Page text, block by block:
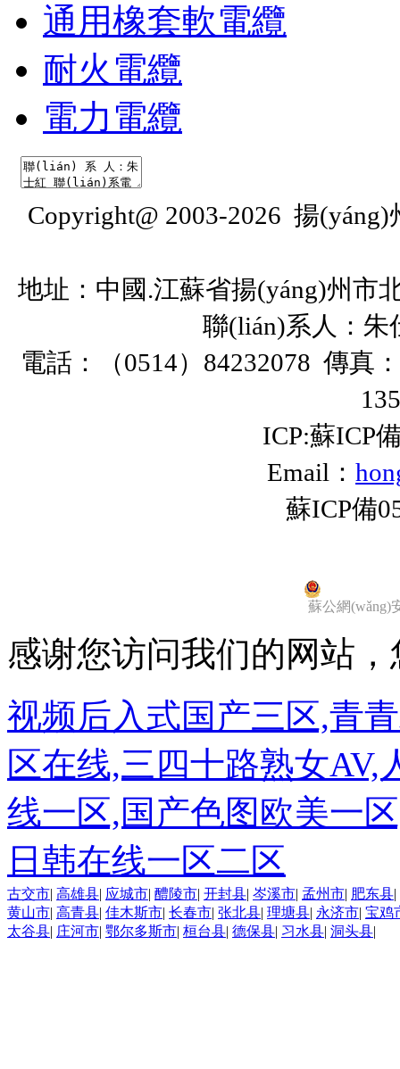
通用橡套軟電纜
耐火電纜
電力電纜
Copyright@ 2003-2026 揚(yáng)
地址：中國.江蘇省揚(yáng)州市
聯(lián)系人： 朱
電話：（0514） 84232078 傳真
ICP:蘇ICP
Email ：
蘇ICP備
蘇公網(wǎng)
感谢您访问我们的网站
视频后入式国产三区,青
区在线,三四十路熟女
线一区,国产色图欧美一
日韩在线一区二区
古交市| 高雄县| 应城市| 醴陵市| 开封县| 岑溪市| 孟州市| 肥东县|
黄山市| 高青县| 佳木斯市| 长春市| 张北县| 理塘县| 永济市| 宝鸡
太谷县| 庄河市| 鄂尔多斯市| 桓台县| 德保县| 习水县| 洞头县|